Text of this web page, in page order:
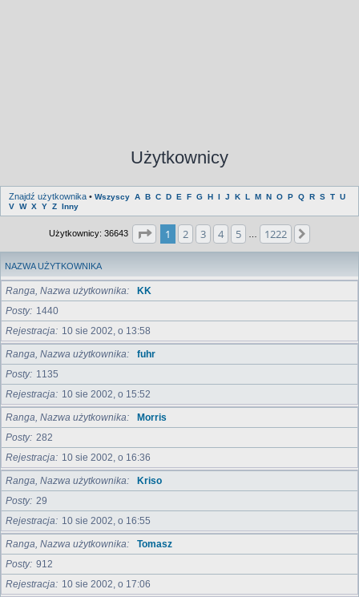
Użytkownicy
Znajdź użytkownika • Wszyscy A B C D E F G H I J K L M N O P Q R S T U
V W X Y Z Inny
Użytkownicy: 36643 Strona1 z1222
1 2 3 4 5 1222
NAZWA UŻYTKOWNIKA
Ranga, Nazwa użytkownika
KK
Posty
1440
Rejestracja
10 sie 2002, o 13:58
Ranga, Nazwa użytkownika
fuhr
Posty
1135
Rejestracja
10 sie 2002, o 15:52
Ranga, Nazwa użytkownika
Morris
Posty 282
Rejestracja
10 sie 2002, o 16:36
Ranga, Nazwa użytkownika
Kriso
Posty 29
Rejestracja
10 sie 2002, o 16:55
Ranga, Nazwa użytkownika
Tomasz
Posty 912
Rejestracja
10 sie 2002, o 17:06